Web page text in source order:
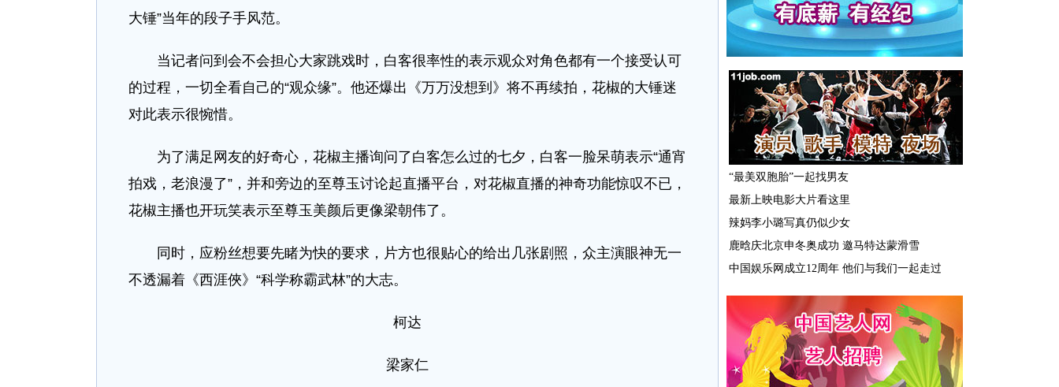
大锤”当年的段子手风范。
当记者问到会不会担心大家跳戏时，白客很率性的表示观众对角色都有一个接受认可
的过程，一切全看自己的“观众缘”。他还爆出《万万没想到》将不再续拍，花椒的大锤迷
对此表示很惋惜。
为了满足网友的好奇心，花椒主播询问了白客怎么过的七夕，白客一脸呆萌表示“通宵
拍戏，老浪漫了”，并和旁边的至尊玉讨论起直播平台，对花椒直播的神奇功能惊叹不已，
花椒主播也开玩笑表示至尊玉美颜后更像梁朝伟了。
同时，应粉丝想要先睹为快的要求，片方也很贴心的给出几张剧照，众主演眼神无一
不透漏着《西涯俠》“科学称霸武林”的大志。
柯达
梁家仁